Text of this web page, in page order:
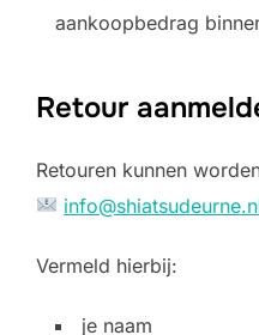
aankoopbedrag
Retour
Retouren kunnen
Vermeld hierbij:
je naam